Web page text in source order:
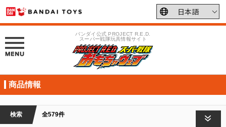
バンダイ公式 PROJECT R.E.D.
スーパー戦隊玩具情報サイト
商品情報
検索 全579件